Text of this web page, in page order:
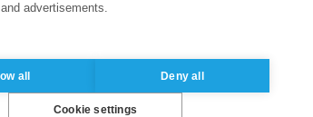
advertisements.
all Deny all
Cookie settings